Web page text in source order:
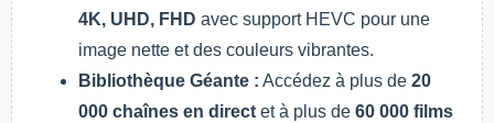
4K, UHD, FHD avec support HEVC pour une
image nette et des couleurs vibrantes.
Bibliothèque Géante : Accédez à plus de 20
000 chaînes en direct et à plus de 60 000 films